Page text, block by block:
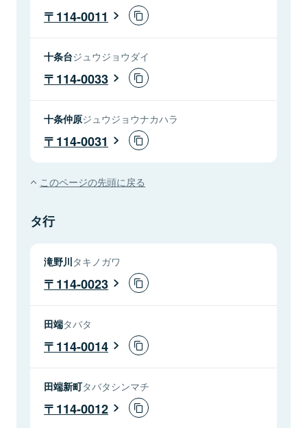
114-0011
十条台ジュウジョウダイ
114-0033
十条仲原ジュウジョウナカハラ
114-0031
このページの先頭に戻る
タ行
滝野川タキノガワ
114-0023
田端タバタ
114-0014
田端新町タバタシンマチ
114-0012